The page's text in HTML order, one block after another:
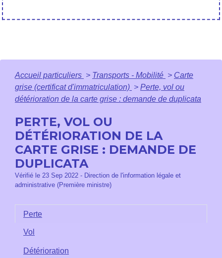
Accueil particuliers > Transports - Mobilité > Carte
grise (certificat d'immatriculation) > Perte, vol ou
détérioration de la carte grise : demande de duplicata
PERTE, VOL OU
DÉTÉRIORATION DE LA
CARTE GRISE : DEMANDE DE
DUPLICATA
Vérifié le 23 Sep 2022 - Direction de l'information légale et
administrative (Première ministre)
Perte
Vol
Détérioration